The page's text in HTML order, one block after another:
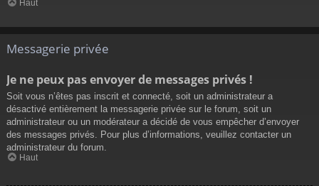
Haut
Messagerie privée
Je ne peux pas envoyer de messages privés !
Soit vous n’êtes pas inscrit et connecté, soit un administrateur a
désactivé entièrement la messagerie privée sur le forum, soit un
administrateur ou un modérateur a décidé de vous empêcher d’envoyer
des messages privés. Pour plus d’informations, veuillez contacter un
administrateur du forum.
Haut